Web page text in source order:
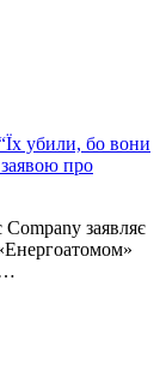
убили, бо вони
про
заявляє